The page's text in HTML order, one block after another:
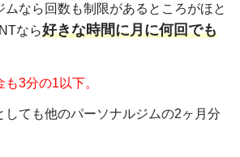
なら回数も制限があるところがほと
なら好きな時間に月に何回でも
も3分の1以下。
しても他のパーソナルジムの2ヶ月分